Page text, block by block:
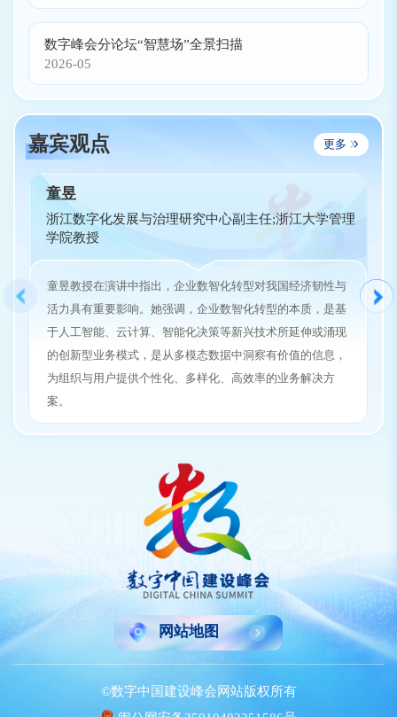
数字峰会分论坛“智慧场”全景扫描
2026-05
嘉宾观点 更多
童昱
浙江数字化发展与治理研究中心副主任;浙江大学管理
学院教授
童昱教授在演讲中指出，企业数智化转型对我国经济韧性与
活力具有重要影响。她强调，企业数智化转型的本质，是基
于人工智能、云计算、智能化决策等新兴技术所延伸或涌现
的创新型业务模式，是从多模态数据中洞察有价值的信息，
为组织与用户提供个性化、多样化、高效率的业务解决方
案。
网站地图
©数字中国建设峰会网站版权所有